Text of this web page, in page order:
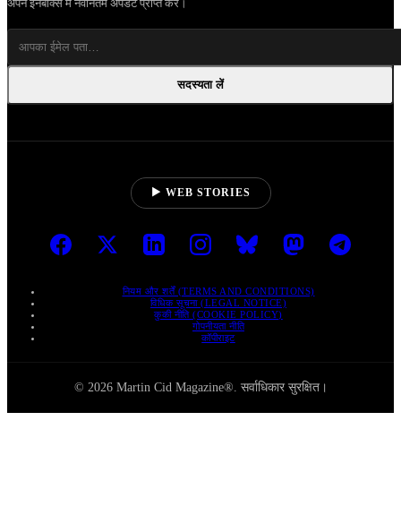
अपने इनबॉक्स में नवीनतम अपडेट प्राप्त करें।
सदस्यता लें
▶ WEB STORIES
नियम और शर्तें (TERMS AND CONDITIONS)
विधिक सूचना (LEGAL NOTICE)
कुकी नीति (COOKIE POLICY)
गोपनीयता नीति
कॉपीराइट
© 2026 Martin Cid Magazine®. सर्वाधिकार सुरक्षित।